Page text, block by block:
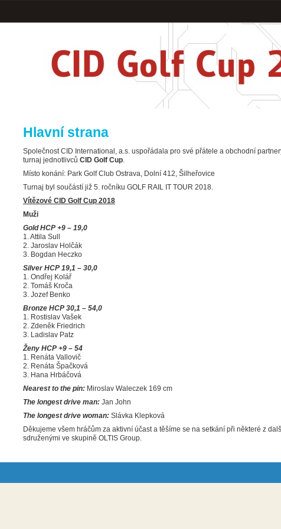
Hlavní strana
Společnost CID International, a.s. uspořádala pro své přátele a obchodní
turnaj jednotlivců CID Golf Cup.
Místo konání: Park Golf Club Ostrava, Dolní 412, Šilheřovice
Turnaj byl součástí již 5. ročníku GOLF RAIL IT TOUR 2018.
Vítězové CID Golf Cup 2018
Muži
Gold HCP +9 – 19,0
1. Attila Sull
2. Jaroslav Holčák
3. Bogdan Heczko
Silver HCP 19,1 – 30,0
1. Ondřej Kolář
2. Tomáš Kroča
3. Jozef Benko
Bronze HCP 30,1 – 54,0
1. Rostislav Vašek
2. Zdeněk Friedrich
3. Ladislav Patz
Ženy HCP +9 – 54
1. Renáta Vallovič
2. Renáta Špačková
3. Hana Hrbáčová
Nearest to the pin: Miroslav Waleczek 169 cm
The longest drive man: Jan John
The longest drive woman: Slávka Klepková
Děkujeme všem hráčům za aktivní účast a těšíme se na setkání při některé z
sdruženými ve skupině OLTIS Group.